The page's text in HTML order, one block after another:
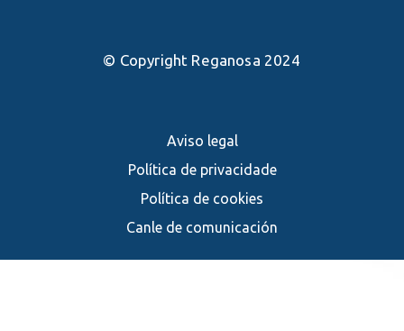
Aviso legal
Política de privacidade
Política de cookies
Canle de comunicación
© Copyright Reganosa 2024